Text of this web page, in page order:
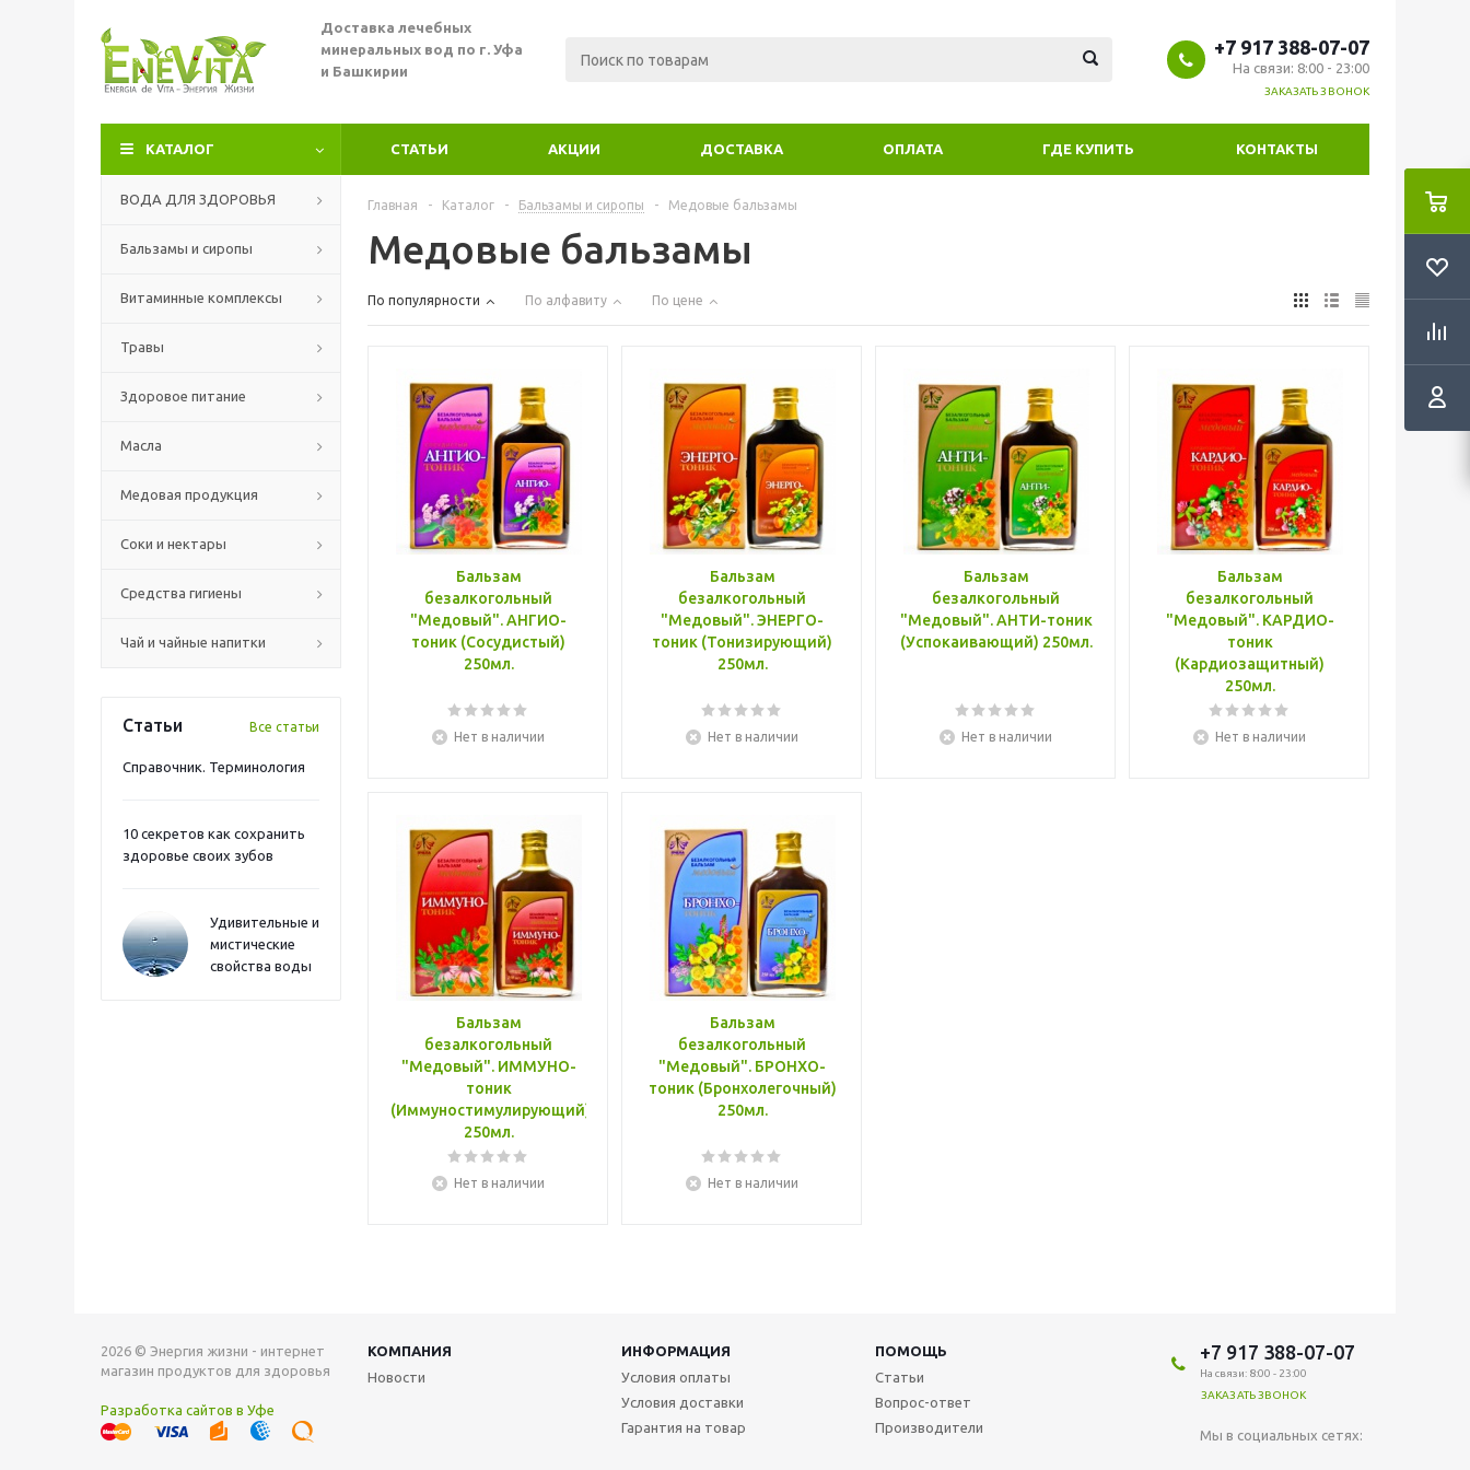
Доставка лечебных
минеральных вод по г. Уфа
и Башкирии
+7 917 388-07-07
На связи: 8:00 - 23:00
ЗАКАЗАТЬ ЗВОНОК
КАТАЛОГ СТАТЬИ АКЦИИ ДОСТАВКА ОПЛАТА ГДЕ КУПИТЬ КОНТАКТЫ
ВОДА ДЛЯ ЗДОРОВЬЯ
Бальзамы и сиропы
Витаминные комплексы
Травы
Здоровое питание
Масла
Медовая продукция
Соки и нектары
Средства гигиены
Чай и чайные напитки
Статьи Все статьи
Справочник. Терминология
10 секретов как сохранить
здоровье своих зубов
Удивительные и
мистические
свойства воды
Главная - Каталог - Бальзамы и сиропы - Медовые бальзамы
Медовые бальзамы
По популярности По алфавиту По цене
Бальзам
безалкогольный
"Медовый". АНГИО-
тоник (Сосудистый)
250мл.
Нет в наличии
Бальзам
безалкогольный
"Медовый". ЭНЕРГО-
тоник (Тонизирующий)
250мл.
Нет в наличии
Бальзам
безалкогольный
"Медовый". АНТИ-тоник
(Успокаивающий) 250мл.
Нет в наличии
Бальзам
безалкогольный
"Медовый". КАРДИО-
тоник
(Кардиозащитный)
250мл.
Нет в наличии
Бальзам
безалкогольный
"Медовый". ИММУНО-
тоник
(Иммуностимулирующий)
250мл.
Нет в наличии
Бальзам
безалкогольный
"Медовый". БРОНХО-
тоник (Бронхолегочный)
250мл.
Нет в наличии
2026 © Энергия жизни - интернет
магазин продуктов для здоровья
Разработка сайтов в Уфе
КОМПАНИЯ ИНФОРМАЦИЯ
ПОМОЩЬ
Новости
Условия оплаты
Условия доставки
Гарантия на товар
Статьи
Вопрос-ответ
Производители
+7 917 388-07-07
На связи: 8:00 - 23:00
ЗАКАЗАТЬ ЗВОНОК
Мы в социальных сетях: